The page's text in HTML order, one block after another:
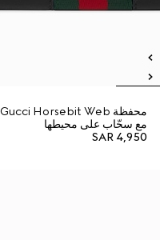
محفظة Gucci Horsebit Web
مع سحّاب على محيطها
SAR 4,950